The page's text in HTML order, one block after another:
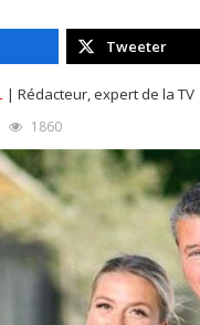
Tweeter
| Rédacteur, expert de la TV
1860